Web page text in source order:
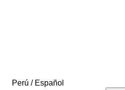
Perú / Español